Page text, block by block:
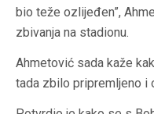
bio teže ozlijeđen”,
zbivanja na stadionu.
Ahmetović sada kaže
tada zbilo pripremljeno i